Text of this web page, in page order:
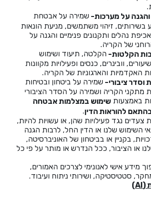
על מערכות- שמירה על אבטחת
זיהוי משתמשים, מניעת הונאות
נהלים ותקנונים פנימיים והגנה על
של הקריה.
הקלטות- הקלטה, תיעוד ושימוש
וובינרים, כנסים ופעילויות מקוונות
האקדמיות והארגוניות של הקריה.
וסדר ציבורי- שמירה על ביטחון ובטיחות
מתקני הקריה ושמירה על הסדר הציבורי
באמצעות שימוש במצלמות אבטחה
להוראות הדין.
צעדים נגד פעילויות שהן, או עשויות להיות,
השימוש שלנו או הדין החל, לרבות הגנה
בקניין או בביטחון של האוניברסיטה,
או הציבור, ככל הנדרש או מותר על פי כל
מידע אישי לאנונימי לצרכים האמורים,
סטטיסטיקה, ושירותי ניתוח ועיבוד.
(AI)